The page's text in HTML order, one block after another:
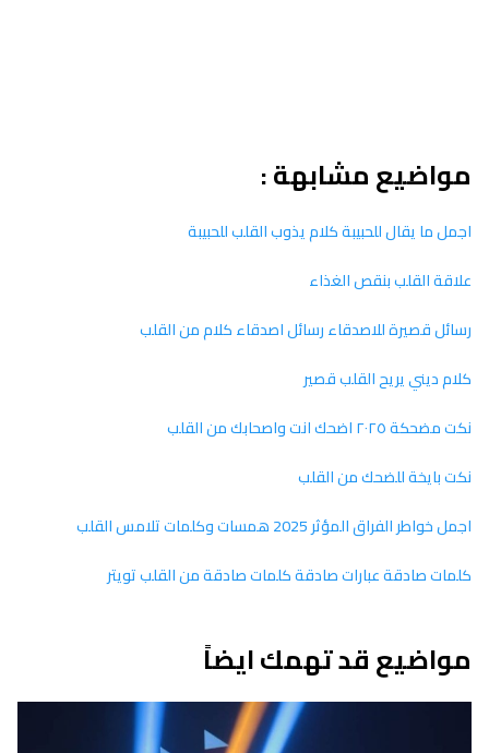
مواضيع مشابهة :
اجمل ما يقال للحبيبة كلام يذوب القلب للحبيبة
علاقة القلب بنقص الغذاء
رسائل قصيرة للاصدقاء رسائل اصدقاء كلام من القلب
كلام ديني يريح القلب قصير
نكت مضحكة ٢٠٢٥ اضحك انت واصحابك من القلب
نكت بايخة للضحك من القلب
اجمل خواطر الفراق المؤثر 2025 همسات وكلمات تلامس القلب
كلمات صادقة عبارات صادقة كلمات صادقة من القلب تويتر
مواضيع قد تهمك ايضاً